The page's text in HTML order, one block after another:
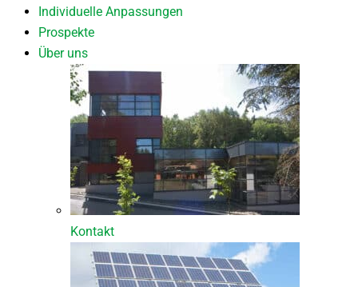
Individuelle Anpassungen
Prospekte
Über uns
Kontakt